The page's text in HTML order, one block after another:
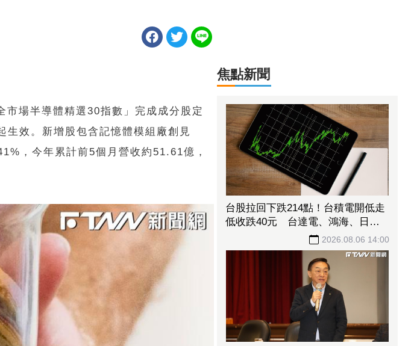
場半導體精選30指數」完成成分股定
效。新增股包含記憶體模組廠創見
，今年累計前5個月營收約51.61億，
焦點新聞
台股拉回下跌214點！台積電開低走
低收跌40元 台達電、鴻海、日月
2026.08.06 14:00